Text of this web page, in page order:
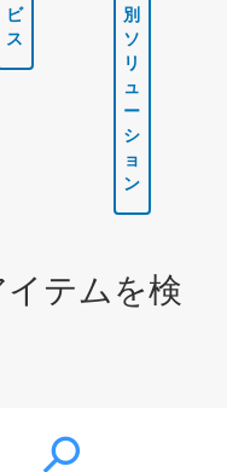
ビ
ス
別
ソ
リ
ュ
ー
シ
ョ
ン
テムを検